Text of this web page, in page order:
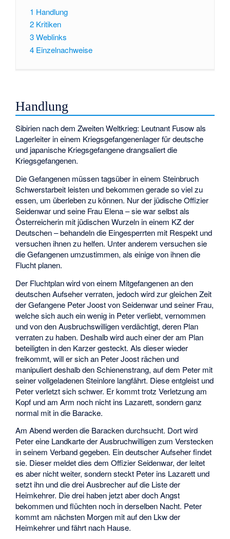
1 Handlung
2 Kritiken
3Weblinks
4 Einzelnachweise
Handlung
Sibirien nach dem Zweiten Weltkrieg: Leutnant Fusow als
Lagerleiter in einem Kriegsgefangenenlager für deutsche
und japanische Kriegsgefangene drangsaliert die
Kriegsgefangenen.
Die Gefangenen müssen tagsüber in einem Steinbruch
Schwerstarbeit leisten und bekommen gerade so viel zu
essen, um überleben zu können. Nur der jüdische Offizier
Seidenwar und seine Frau Elena – sie war selbst als
Österreicherin mit jüdischen Wurzeln in einem KZ der
Deutschen – behandeln die Eingesperrten mit Respekt und
versuchen ihnen zu helfen. Unter anderem versuchen sie
die Gefangenen umzustimmen, als einige von ihnen die
Flucht planen.
Der Fluchtplan wird von einem Mitgefangenen an den
deutschen Aufseher verraten, jedoch wird zur gleichen Zeit
der Gefangene Peter Joost von Seidenwar und seiner Frau,
welche sich auch ein wenig in Peter verliebt, vernommen
und von den Ausbruchswilligen verdächtigt, deren Plan
verraten zu haben. Deshalb wird auch einer der am Plan
beteiligten in den Karzer gesteckt. Als dieser wieder
freikommt, will er sich an Peter Joost rächen und
manipuliert deshalb den Schienenstrang, auf dem Peter mit
seiner vollgeladenen Steinlore langfährt. Diese entgleist und
Peter verletzt sich schwer. Er kommt trotz Verletzung am
Kopf und am Arm noch nicht ins Lazarett, sondern ganz
normal mit in die Baracke.
Am Abend werden die Baracken durchsucht. Dort wird
Peter eine Landkarte der Ausbruchwilligen zum Verstecken
in seinem Verband gegeben. Ein deutscher Aufseher findet
sie. Dieser meldet dies dem Offizier Seidenwar, der leitet
es aber nicht weiter, sondern steckt Peter ins Lazarett und
setzt ihn und die drei Ausbrecher auf die Liste der
Heimkehrer. Die drei haben jetzt aber doch Angst
bekommen und flüchten noch in derselben Nacht. Peter
kommt am nächsten Morgen mit auf den Lkw der
Heimkehrer und fährt nach Hause.